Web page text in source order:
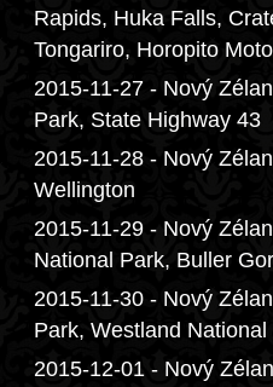
Rapids, Huka Falls,
Tongariro, Horopito
2015-11-27 - Nový
Park, State Highway 43
2015-11-28 - Nový
Wellington
2015-11-29 - Nový
National Park, Buller
2015-11-30 - Nový
Park, Westland National
2015-12-01 - Nový